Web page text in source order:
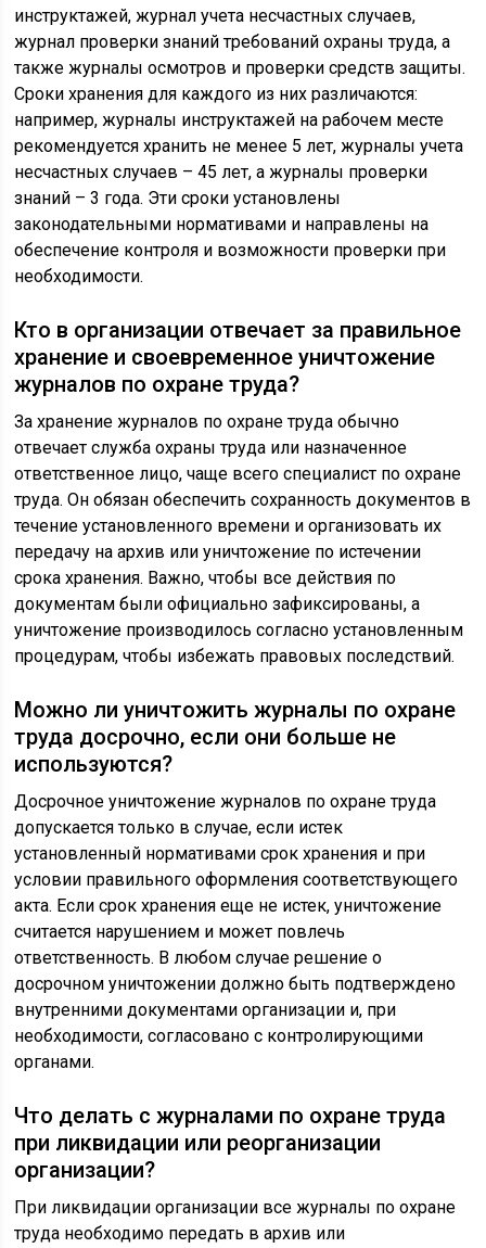
инструктажей, журнал учета несчастных случаев,
журнал проверки знаний требований охраны труда, а
также журналы осмотров и проверки средств защиты.
Сроки хранения для каждого из них различаются:
например, журналы инструктажей на рабочем месте
рекомендуется хранить не менее 5 лет, журналы учета
несчастных случаев – 45 лет, а журналы проверки
знаний – 3 года. Эти сроки установлены
законодательными нормативами и направлены на
обеспечение контроля и возможности проверки при
необходимости.
Кто в организации отвечает за правильное
хранение и своевременное уничтожение
журналов по охране труда?
За хранение журналов по охране труда обычно
отвечает служба охраны труда или назначенное
ответственное лицо, чаще всего специалист по охране
труда. Он обязан обеспечить сохранность документов в
течение установленного времени и организовать их
передачу на архив или уничтожение по истечении
срока хранения. Важно, чтобы все действия по
документам были официально зафиксированы, а
уничтожение производилось согласно установленным
процедурам, чтобы избежать правовых последствий.
Можно ли уничтожить журналы по охране
труда досрочно, если они больше не
используются?
Досрочное уничтожение журналов по охране труда
допускается только в случае, если истек
установленный нормативами срок хранения и при
условии правильного оформления соответствующего
акта. Если срок хранения еще не истек, уничтожение
считается нарушением и может повлечь
ответственность. В любом случае решение о
досрочном уничтожении должно быть подтверждено
внутренними документами организации и, при
необходимости, согласовано с контролирующими
органами.
Что делать с журналами по охране труда
при ликвидации или реорганизации
организации?
При ликвидации организации все журналы по охране
труда необходимо передать в архив или